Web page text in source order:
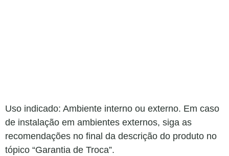
Uso indicado: Ambiente interno ou externo. Em caso
de instalação em ambientes externos, siga as
recomendações no final da descrição do produto no
tópico “Garantia de Troca”.